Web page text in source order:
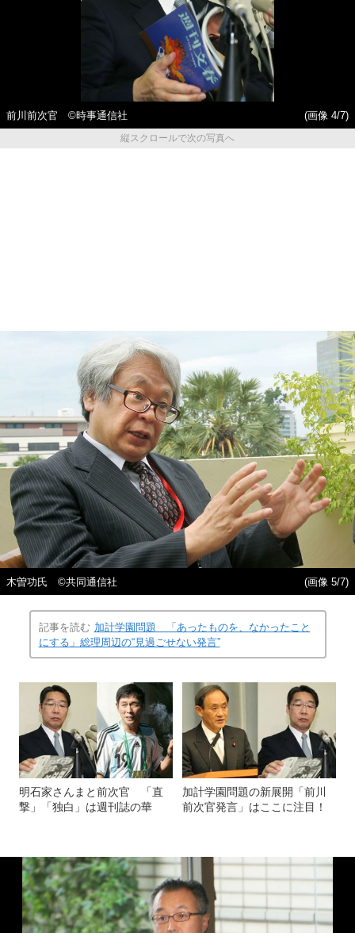
前川前次官 ©時事通信社
(画像 4/7)
縦スクロールで次の写真へ
木曽功氏 ©共同通信社 (画像 5/7)
記事を読む 加計学園問題 「あったものを、なかったこと
にする」総理周辺の“見過ごせない発言”
明石家さんまと前次官 「直
撃」「独白」は週刊誌の華
加計学園問題の新展開「前川
前次官発言」はここに注目！